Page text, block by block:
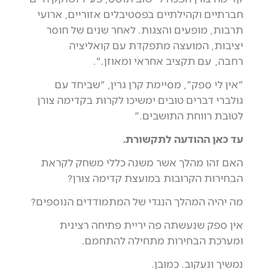
חברתיים וקהילתיים בפסטיבלים אזוריים, ארועי
תרבות, מופעים והצגות. לאחר שנים של חוסר
יציבות, המועצה מתפקדת עם קואליציה
רחבה, עם תקציב אחראי ומאוזן.".
"אין לי ספק", מסיימת קרן גרין, "שביחד עם
גולברי דברים טובים ימשיכו לקרות בקדימה צורן
לטובת רווחת התושבים."
עד כאן ההודעה לתקשורת.
האם זהו מהלך אשר משנה כללי משחק לקראת
הבחירות הקרובות במועצת קדימה צורן?
מה יהיה המהלך הנגדי של המתמודדים הנוספים?
אין ספק שנעשתה פה יריית פתיחה רצינית
ומערכת הבחירות מתחילה להתחמם.
נמשיך ונעקוב. כמובן.